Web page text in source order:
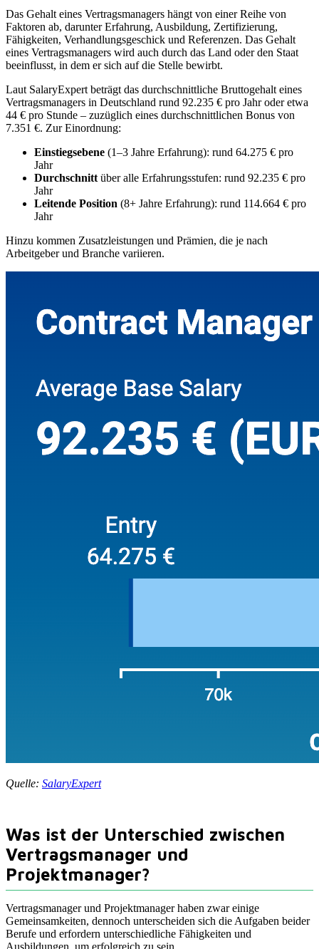
Das Gehalt eines Vertragsmanagers hängt von einer Reihe von
Faktoren ab, darunter Erfahrung, Ausbildung, Zertifizierung,
Fähigkeiten, Verhandlungsgeschick und Referenzen. Das Gehalt
eines Vertragsmanagers wird auch durch das Land oder den Staat
beeinflusst, in dem er sich auf die Stelle bewirbt.
Laut SalaryExpert beträgt das durchschnittliche Bruttogehalt eines
Vertragsmanagers in Deutschland rund 92.235 € pro Jahr oder etwa
44 € pro Stunde – zuzüglich eines durchschnittlichen Bonus von
7.351 €. Zur Einordnung:
Einstiegsebene (1–3 Jahre Erfahrung): rund 64.275 € pro
Jahr
Durchschnitt über alle Erfahrungsstufen: rund 92.235 € pro
Jahr
Leitende Position (8+ Jahre Erfahrung): rund 114.664 € pro
Jahr
Hinzu kommen Zusatzleistungen und Prämien, die je nach
Arbeitgeber und Branche variieren.
Quelle: SalaryExpert
Was ist der Unterschied zwischen
Vertragsmanager und
Projektmanager?
Vertragsmanager und Projektmanager haben zwar einige
Gemeinsamkeiten, dennoch unterscheiden sich die Aufgaben beider
Berufe und erfordern unterschiedliche Fähigkeiten und